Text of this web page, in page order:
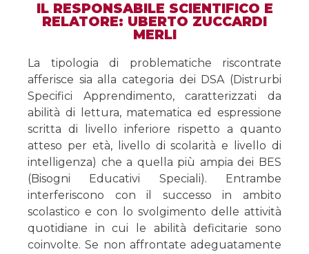
IL RESPONSABILE SCIENTIFICO E
RELATORE: UBERTO ZUCCARDI
MERLI
La tipologia di problematiche riscontrate
afferisce sia alla categoria dei DSA (Distrurbi
Specifici Apprendimento, caratterizzati da
abilità di lettura, matematica ed espressione
scritta di livello inferiore rispetto a quanto
atteso per età, livello di scolarità e livello di
intelligenza) che a quella più ampia dei BES
(Bisogni Educativi Speciali). Entrambe
interferiscono con il successo in ambito
scolastico e con lo svolgimento delle attività
quotidiane in cui le abilità deficitarie sono
coinvolte. Se non affrontate adeguatamente